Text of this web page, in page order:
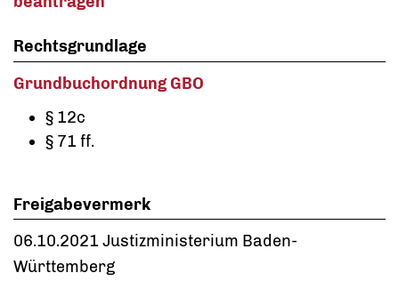
Rechtsgrundlage
Grundbuchordnung GBO
§ 12c
§ 71 ff.
Freigabevermerk
06.10.2021 Justizministerium Baden-
Württemberg